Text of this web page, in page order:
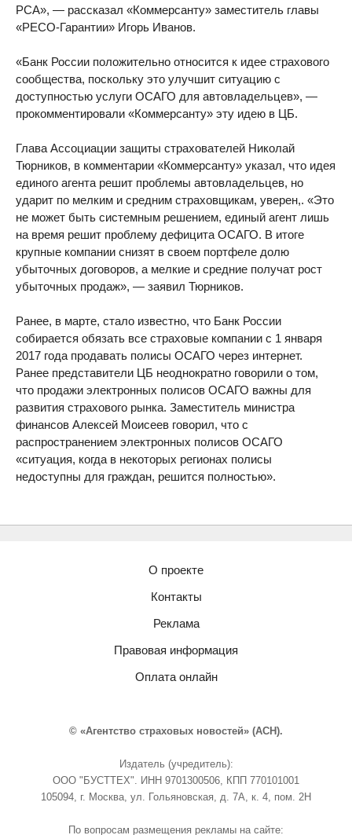
РСА», — рассказал «Коммерсанту» заместитель главы
«РЕСО-Гарантии» Игорь Иванов.
«Банк России положительно относится к идее страхового
сообщества, поскольку это улучшит ситуацию с
доступностью услуги ОСАГО для автовладельцев», —
прокомментировали «Коммерсанту» эту идею в ЦБ.
Глава Ассоциации защиты страхователей Николай
Тюрников, в комментарии «Коммерсанту» указал, что идея
единого агента решит проблемы автовладельцев, но
ударит по мелким и средним страховщикам, уверен,. «Это
не может быть системным решением, единый агент лишь
на время решит проблему дефицита ОСАГО. В итоге
крупные компании снизят в своем портфеле долю
убыточных договоров, а мелкие и средние получат рост
убыточных продаж», — заявил Тюрников.
Ранее, в марте, стало известно, что Банк России
собирается обязать все страховые компании с 1 января
2017 года продавать полисы ОСАГО через интернет.
Ранее представители ЦБ неоднократно говорили о том,
что продажи электронных полисов ОСАГО важны для
развития страхового рынка. Заместитель министра
финансов Алексей Мо​исеев говорил, что с
распространением электронных полисов ОСАГО
«ситуация, когда в некоторых регионах полисы
недоступны для граждан, решится полностью».
О проекте
Контакты
Реклама
Правовая информация
Оплата онлайн
© «Агентство страховых новостей» (АСН).
Издатель (учредитель):
ООО "БУСТТЕХ". ИНН 9701300506, КПП 770101001
105094, г. Москва, ул. Гольяновская, д. 7А, к. 4, пом. 2Н
По вопросам размещения рекламы на сайте: